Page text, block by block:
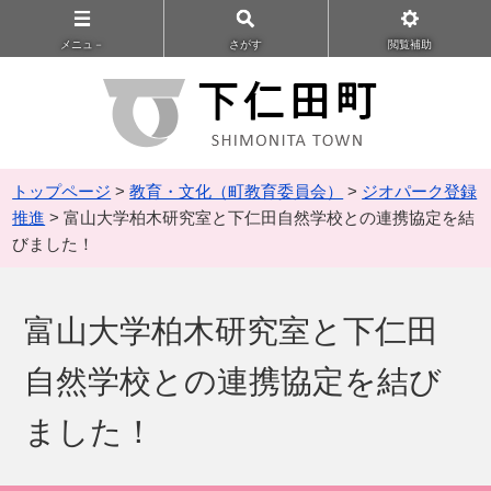
メニュ－ さがす 閲覧補助
トップページ >教育・文化（町教育委員会） > ジオパーク登録
推進 > 富山大学柏木研究室と下仁田自然学校との連携協定を結
びました！
富山大学柏木研究室と下仁田
自然学校との連携協定を結び
ました！